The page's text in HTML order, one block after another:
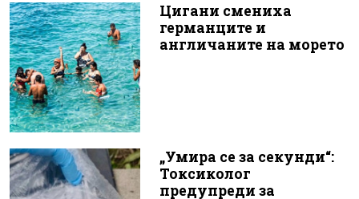
Цигани смениха
германците и
англичаните на морето
„Умира се за секунди“:
Токсиколог
предупреди за